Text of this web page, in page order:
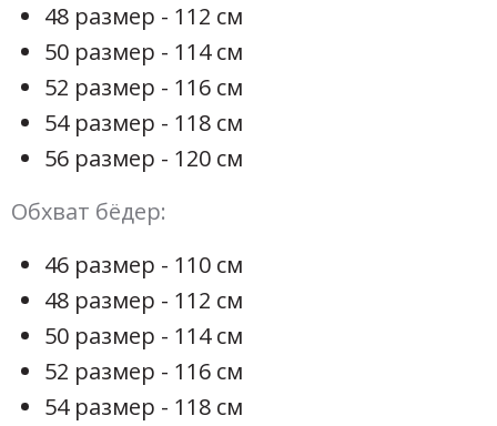
48 размер - 112 см
50 размер - 114 см
52 размер - 116 см
54 размер - 118 см
56 размер - 120 см
Обхват бёдер:
46 размер - 110 см
48 размер - 112 см
50 размер - 114 см
52 размер - 116 см
54 размер - 118 см